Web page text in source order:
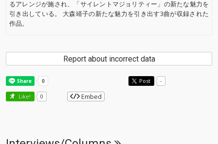
るアレンジが施され、「サイレントマジョリティー」の新たな魅力を
引き出している。 大森靖子の新たな魅力を引き出す3曲が収録された
作品。
Report about incorrect data
Post -
Like! 0 Embed